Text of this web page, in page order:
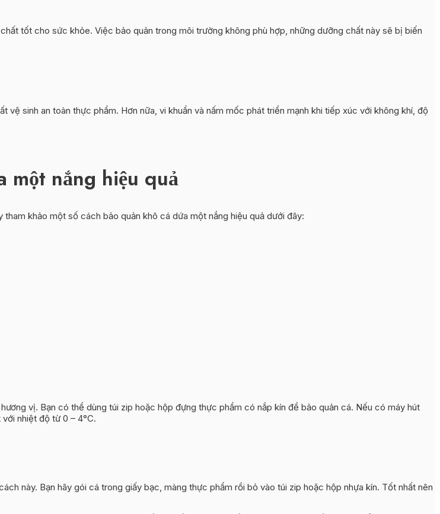
tốt cho sức khỏe. Việc bảo quản trong môi trường không phù hợp, những dưỡng chất này sẽ bị biến
sinh an toàn thực phẩm. Hơn nữa, vi khuẩn và nấm mốc phát triển mạnh khi tiếp xúc với không khí, độ
một nắng hiệu quả
khảo một số cách bảo quản khô cá dứa một nắng hiệu quả dưới đây:
vị. Bạn có thể dùng túi zip hoặc hộp đựng thực phẩm có nắp kín để bảo quản cá. Nếu có máy hút
nhiệt độ từ 0 – 4°C.
này. Bạn hãy gói cá trong giấy bạc, màng thực phẩm rồi bỏ vào túi zip hoặc hộp nhựa kín. Tốt nhất nên